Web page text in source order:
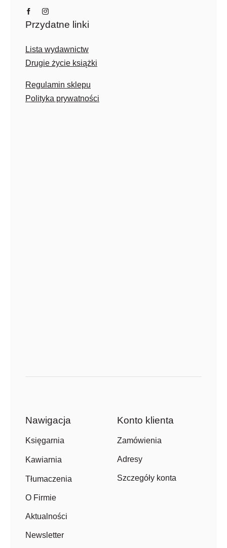
Przydatne linki
Lista wydawnictw
Drugie życie książki
Regulamin sklepu
Polityka prywatności
Nawigacja
Księgarnia
Kawiarnia
Tłumaczenia
O Firmie
Aktualności
Newsletter
Konto klienta
Zamówienia
Adresy
Szczegóły konta